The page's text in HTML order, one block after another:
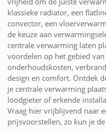
klassieke radiator, een
convector, een
de keuze aan
centrale verwarming laten
voordelen op het gebied
onderhoudskosten,
design en comfort. Ontdek
je centrale verwarming
loodgieter of erkende
Vraag hier vrijblijvend naar
prijsvoorstellen, zo kun je